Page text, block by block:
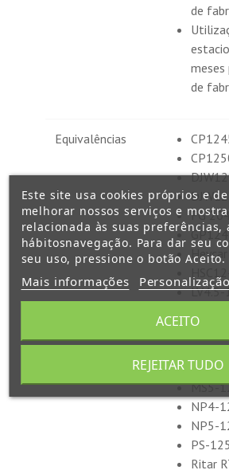
de
de
Equivalências
FG
MS4-12
MS5-12
MS5-
NP4-
NP5-
PS-
Ritar
Este site usa cookies próprios e
melhorar nossos serviços e
relacionada às suas preferências,
hábitosnavegação. Para dar seu
seu uso, pressione o botão Aceito.
Mais informações
REJEITAR TUDO
ACEITO